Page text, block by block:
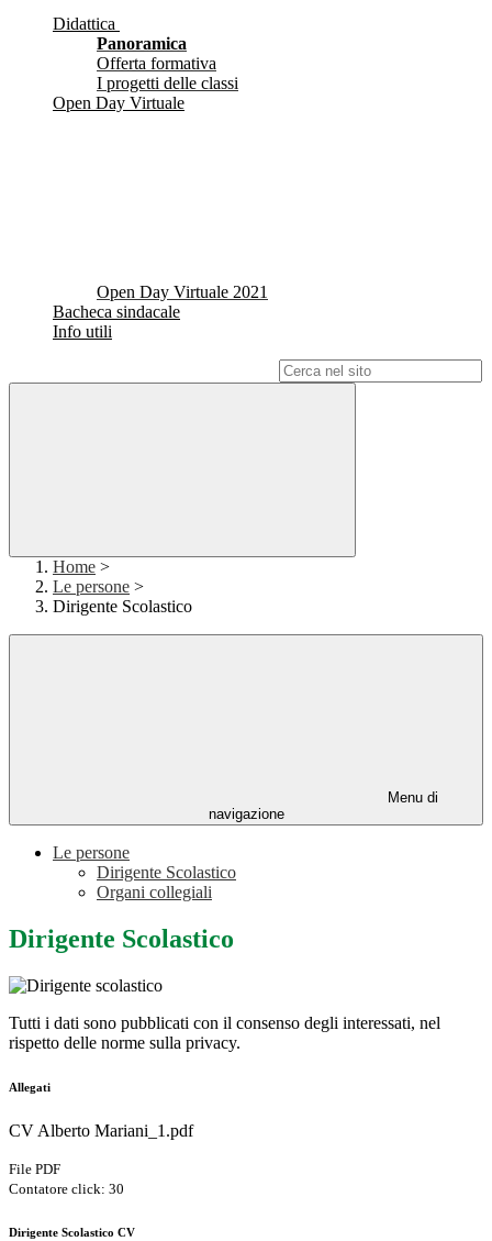
Didattica
Panoramica
Offerta formativa
I progetti delle classi
Open Day Virtuale
Open Day Virtuale 2021
Bacheca sindacale
Info utili
Home >
Le persone >
Dirigente Scolastico
Menu di
navigazione
Le persone
Dirigente Scolastico
Organi collegiali
Dirigente Scolastico
Tutti i dati sono pubblicati con il consenso degli interessati, nel
rispetto delle norme sulla privacy.
Allegati
CV Alberto Mariani_1.pdf
File PDF
Contatore click: 30
Dirigente Scolastico CV